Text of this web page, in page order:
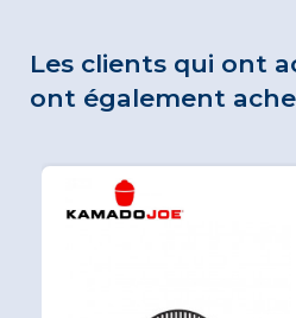
Les clients qui ont
ont également